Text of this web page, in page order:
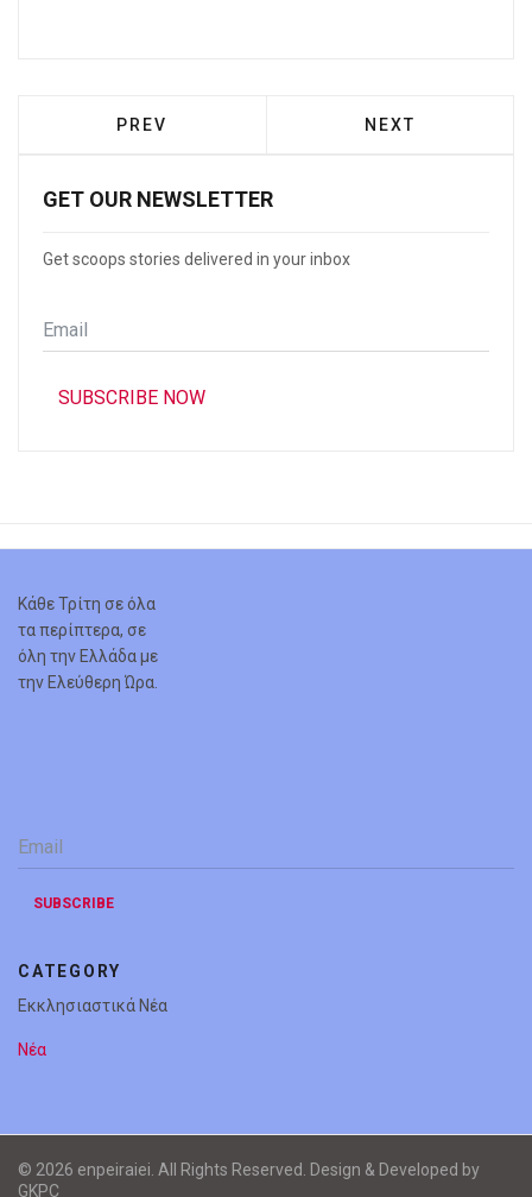
PREVIOUS ARTICLE: ΝΕΚΡΌΣ 63ΧΡΟΝΟΣ
PREV NEXT
NEXT
GET OUR NEWSLETTER
Get scoops stories delivered in your inbox
Email
*
SUBSCRIBE NOW
Κάθε Τρίτη σε όλα
τα περίπτερα, σε
όλη την Ελλάδα με
την Ελεύθερη Ώρα.
Email
*
SUBSCRIBE
CATEGORY
Εκκλησιαστικά Νέα
Νέα
© 2026 enpeiraiei. All Rights Reserved. Design & Developed by
GKPC